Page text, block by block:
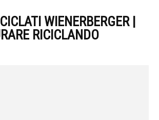
WIENERBERGER |
RICICLANDO